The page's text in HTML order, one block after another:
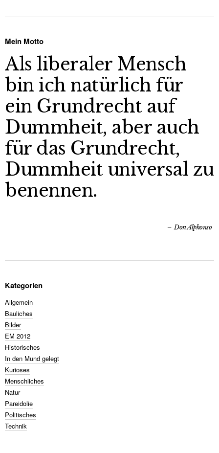
Mein Motto
Als liberaler Mensch
bin ich natürlich für
ein Grundrecht auf
Dummheit, aber auch
für das Grundrecht,
Dummheit universal zu
benennen.
Don Alphonso
Kategorien
Allgemein
Bauliches
Bilder
EM 2012
Historisches
In den Mund gelegt
Kurioses
Menschliches
Natur
Pareidolie
Politisches
Technik